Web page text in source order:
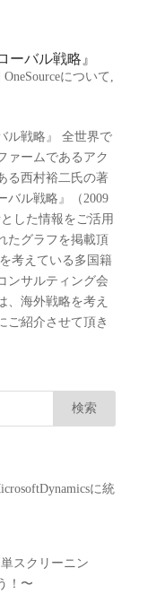
バル戦略』
OneSourceについて ,
ル戦略』 全世界で
ァームであるアク
る西村裕二氏の著
ル戦略』（2009
した情報をご活用
たグラフを掲載頂
考えている多国籍
ンサルティング会
、海外戦略を考え
ご紹介させて頂き
に統
単スクリーニン
！〜